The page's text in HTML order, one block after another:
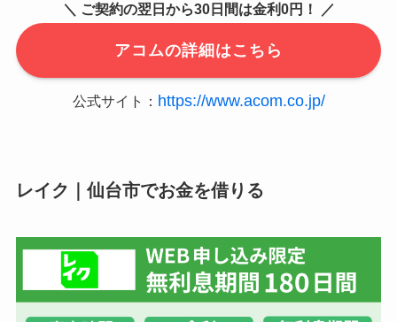
＼ ご契約の翌日から30日間は金利0円！ ／
アコムの詳細はこちら
公式サイト： https://www.acom.co.jp/
レイク｜仙台市でお金を借りる